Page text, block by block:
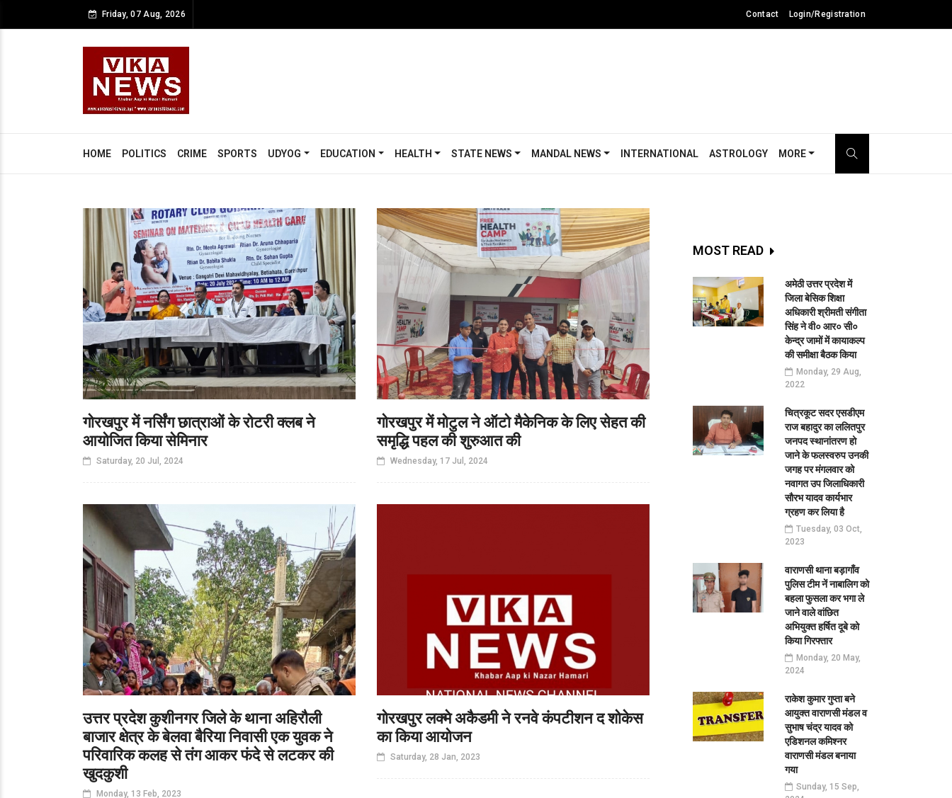
Friday, 07 Aug, 2026 Contact Login/Registration
HOME POLITICS CRIME SPORTS UDYOG EDUCATION HEALTH STATE NEWS MANDAL NEWS INTERNATIONAL ASTROLOGY MORE
गोरखपुर में नर्सिंग छात्राओं के रोटरी क्लब ने
आयोजित किया सेमिनार
Saturday, 20 Jul, 2024
गोरखपुर में मोटुल ने ऑटो मैकेनिक के लिए सेहत की
समृद्धि पहल की शुरुआत की
Wednesday, 17 Jul, 2024
उत्तर प्रदेश कुशीनगर जिले के थाना अहिरौली
बाजार क्षेत्र के बेलवा बैरिया निवासी एक युवक ने
परिवारिक कलह से तंग आकर फंदे से लटकर की
खुदकुशी
Monday, 13 Feb, 2023
गोरखपुर लक्मे अकैडमी ने रनवे कंपटीशन द शोकेस
का किया आयोजन
Saturday, 28 Jan, 2023
MOST READ
अमेठी उत्तर प्रदेश में
जिला बेसिक शिक्षा
अधिकारी श्रीमती संगीता
सिंह ने वी० आर० सी०
केन्द्र जामों में कायाकल्प
की समीक्षा बैठक किया
Monday, 29 Aug,
2022
चित्रकूट सदर एसडीएम
राज बहादुर का ललितपुर
जनपद स्थानांतरण हो
जाने के फलस्वरुप उनकी
जगह पर मंगलवार को
नवागत उप जिलाधिकारी
सौरभ यादव कार्यभार
ग्रहण कर लिया है
Tuesday, 03 Oct,
2023
वाराणसी थाना बड़ागाँव
पुलिस टीम नें नाबालिग को
बहला फुसला कर भगा ले
जाने वाले वांछित
अभियुक्त हर्षित दूबे को
किया गिरफ्तार
Monday, 20 May,
2024
राकेश कुमार गुप्ता बने
आयुक्त वाराणसी मंडल व
सुभाष चंद्र यादव को
एडिशनल कमिश्नर
वाराणसी मंडल बनाया
गया
Sunday, 15 Sep,